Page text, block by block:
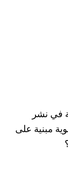
في نشر
مبنية على